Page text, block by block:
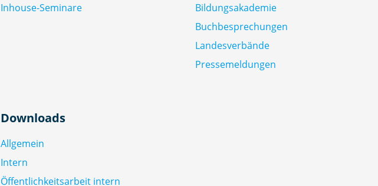
Inhouse-Seminare
Bildungsakademie
Buchbesprechungen
Landesverbände
Pressemeldungen
Downloads
Allgemein
Intern
Öffentlichkeitsarbeit intern